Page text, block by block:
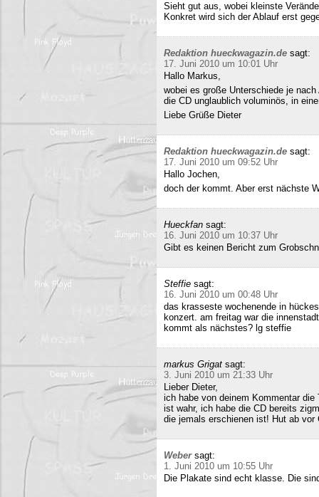
Sieht gut aus, wobei kleinste
Konkret wird sich der Ablauf erst
Redaktion hueckwagazin.de sagt:
17. Juni 2010 um 10:01 Uhr
Hallo Markus,
wobei es große Unterschiede je
die CD unglaublich voluminös, in
Liebe Grüße Dieter
Redaktion hueckwagazin.de sagt:
17. Juni 2010 um 09:52 Uhr
Hallo Jochen,
doch der kommt. Aber erst nächste
Hueckfan sagt:
16. Juni 2010 um 10:37 Uhr
Gibt es keinen Bericht zum
Steffie sagt:
16. Juni 2010 um 00:48 Uhr
das krasseste wochenende in
konzert. am freitag war die
kommt als nächstes? lg steffie
markus Grigat sagt:
3. Juni 2010 um 21:33 Uhr
Lieber Dieter,
ich habe von deinem Kommentar
ist wahr, ich habe die CD bereits
die jemals erschienen ist! Hut ab vor
Weber sagt:
1. Juni 2010 um 10:55 Uhr
Die Plakate sind echt klasse. Die